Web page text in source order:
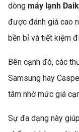
dòng máy lạnh
được đánh giá cao
bền bỉ và tiết kiệm
Bên cạnh đó, các
Samsung hay
tâm nhờ mức giá
Sự đa dạng này